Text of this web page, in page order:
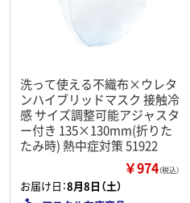
洗って使える不織布×ウレタ
ンハイブリッドマスク 接触冷
感 サイズ調整可能アジャスタ
ー付き 135×130mm(折りた
たみ時) 熱中症対策 51922
￥974（税込）
お届け日：8月8日（土）